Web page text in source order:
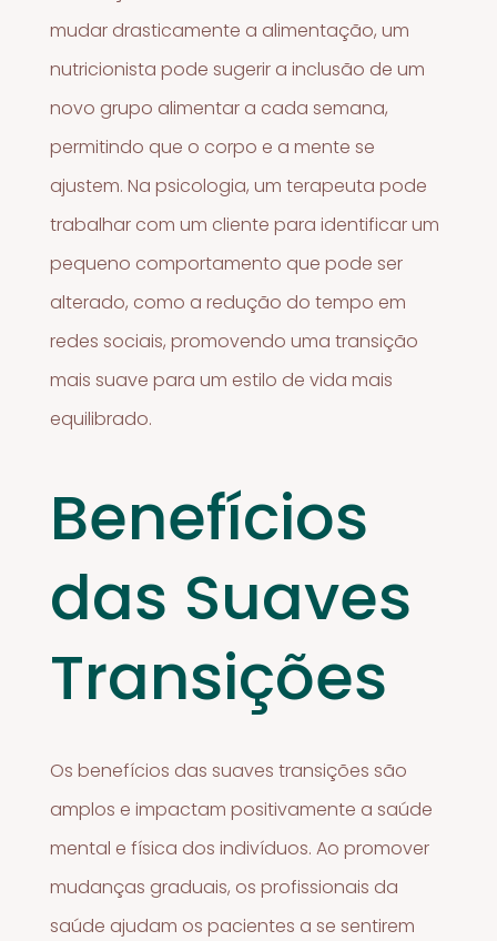
mudar drasticamente a alimentação, um
nutricionista pode sugerir a inclusão de um
novo grupo alimentar a cada semana,
permitindo que o corpo e a mente se
ajustem. Na psicologia, um terapeuta pode
trabalhar com um cliente para identificar um
pequeno comportamento que pode ser
alterado, como a redução do tempo em
redes sociais, promovendo uma transição
mais suave para um estilo de vida mais
equilibrado.
Benefícios
das Suaves
Transições
Os benefícios das suaves transições são
amplos e impactam positivamente a saúde
mental e física dos indivíduos. Ao promover
mudanças graduais, os profissionais da
saúde ajudam os pacientes a se sentirem